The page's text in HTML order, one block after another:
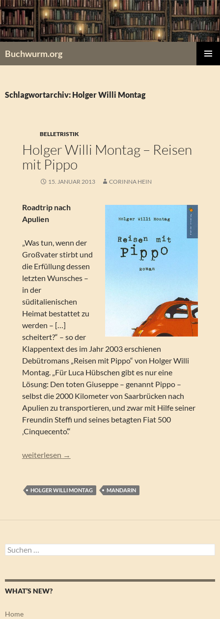
Zum
Inhalt
springen
Buchwurm.org
Schlagwortarchiv: Holger Willi Montag
BELLETRISTIK
Holger Willi Montag – Reisen
mit Pippo
15. JANUAR 2013 CORINNA HEIN
Roadtrip nach
Apulien
„Was tun, wenn der
Großvater stirbt und
die Erfüllung dessen
letzten Wunsches –
in der
süditalienischen
Heimat bestattet zu
werden – […]
scheitert?“ – so der
Klappentext des im Jahr 2003 erschienen
Debütromans „Reisen mit Pippo“ von Holger Willi
Montag. „Für Luca Hübschen gibt es nur eine
Lösung: Den toten Giuseppe – genannt Pippo –
selbst die 2000 Kilometer von Saarbrücken nach
Apulien zu transportieren, und zwar mit Hilfe seiner
Freundin Steffi und seines betagten Fiat 500
‚Cinquecento‘.“
Holger Willi Montag – Reisen mit Pippo
weiterlesen →
HOLGER WILLI MONTAG MANDARIN
Suchen
nach:
WHAT’S NEW?
Home